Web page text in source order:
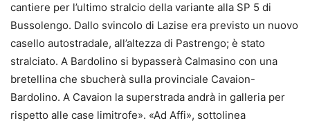
cantiere per l’ultimo stralcio della variante alla SP 5 di
Bussolengo. Dallo svincolo di Lazise era previsto un nuovo
casello autostradale, all’altezza di Pastrengo; è stato
stralciato. A Bardolino si bypasserà Calmasino con una
bretellina che sbucherà sulla provinciale Cavaion-
Bardolino. A Cavaion la superstrada andrà in galleria per
rispetto alle case limitrofe». «Ad Affi», sottolinea